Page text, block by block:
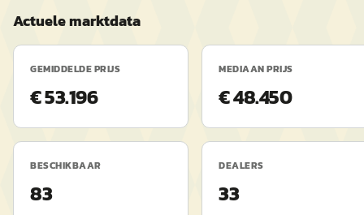
Actuele marktdata
GEMIDDELDE PRIJS
€ 53.196
MEDIAAN PRIJS
€ 48.450
BESCHIKBAAR
83
DEALERS
33